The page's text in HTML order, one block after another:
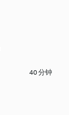
40 分钟